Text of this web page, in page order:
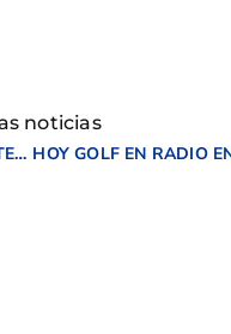
noticias
EL C.G. ESCORPIÓN CAMPEÓN DEL INTERCLUBES MASCULINO C.V.